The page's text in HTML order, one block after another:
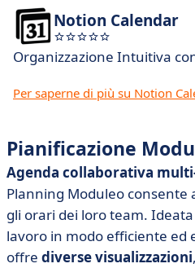
Notion Calendar
Organizzazione Intuitiva
Per saperne di più su Notion
Pianificazione
Agenda collaborativa
Planning Moduleo consente
gli orari dei loro team.
lavoro in modo efficiente ed
offre diverse visualizzazioni